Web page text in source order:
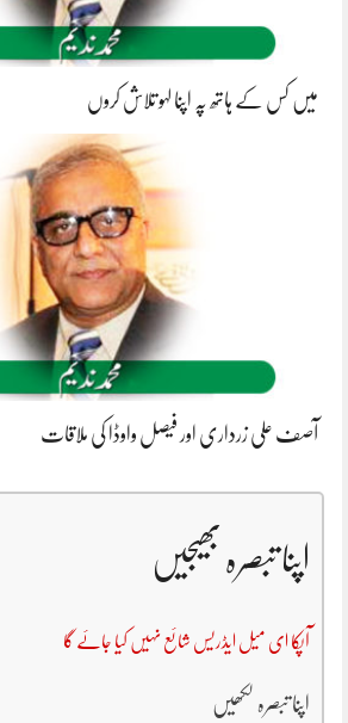
میں کس کے ہاتھ پہ اپنا لہو تلاش کروں
آصف علی زرداری اور فیصل واوڈا کی ملاقات
اپنا تبصرہ بھیجیں
آپکا ای میل ایڈریس شائع نہیں کیا جائے گا
اپنا تبصرہ لکھیں